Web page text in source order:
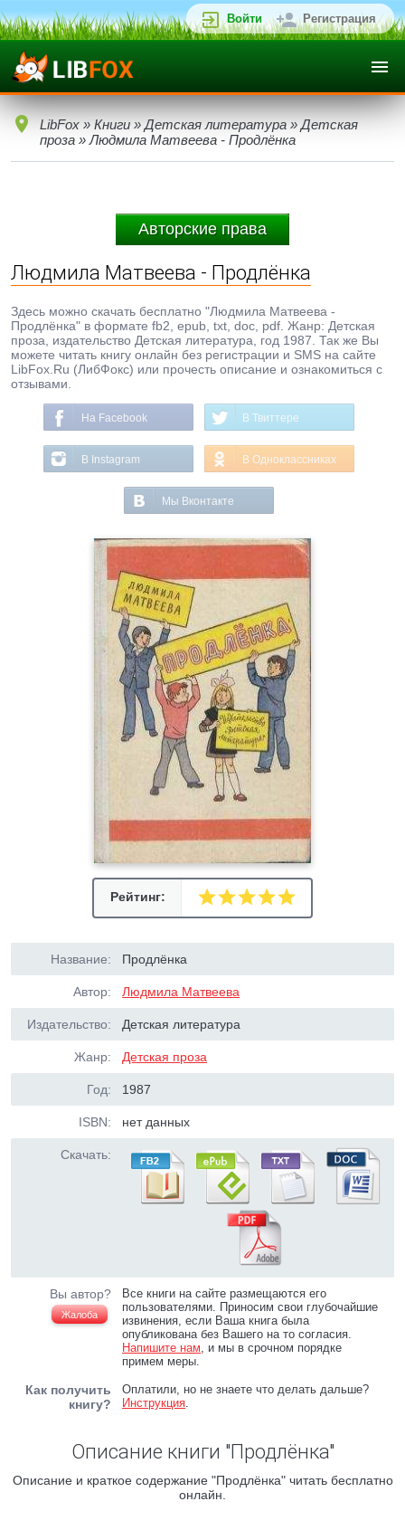
Войти Регистрация
LibFox » Книги » Детская литература » Детская
проза » Людмила Матвеева - Продлёнка
Авторские права
Людмила Матвеева - Продлёнка
Здесь можно скачать бесплатно "Людмила Матвеева -
Продлёнка" в формате fb2, epub, txt, doc, pdf. Жанр: Детская
проза, издательство Детская литература, год 1987. Так же Вы
можете читать книгу онлайн без регистрации и SMS на сайте
LibFox.Ru (ЛибФокс) или прочесть описание и ознакомиться с
отзывами.
На Facebook В Твиттере
В Instagram В Одноклассниках
Мы Вконтакте
Рейтинг:
Название: Продлёнка
Автор: Людмила Матвеева
Издательство: Детская литература
Жанр: Детская проза
Год: 1987
ISBN: нет данных
Скачать:
Вы автор?
Жалоба
Все книги на сайте размещаются его
пользователями. Приносим свои глубочайшие
извинения, если Ваша книга была
опубликована без Вашего на то согласия.
Напишите нам, и мы в срочном порядке
примем меры.
Как получить
книгу?
Оплатили, но не знаете что делать дальше?
Инструкция.
Описание книги "Продлёнка"
Описание и краткое содержание "Продлёнка" читать бесплатно
онлайн.